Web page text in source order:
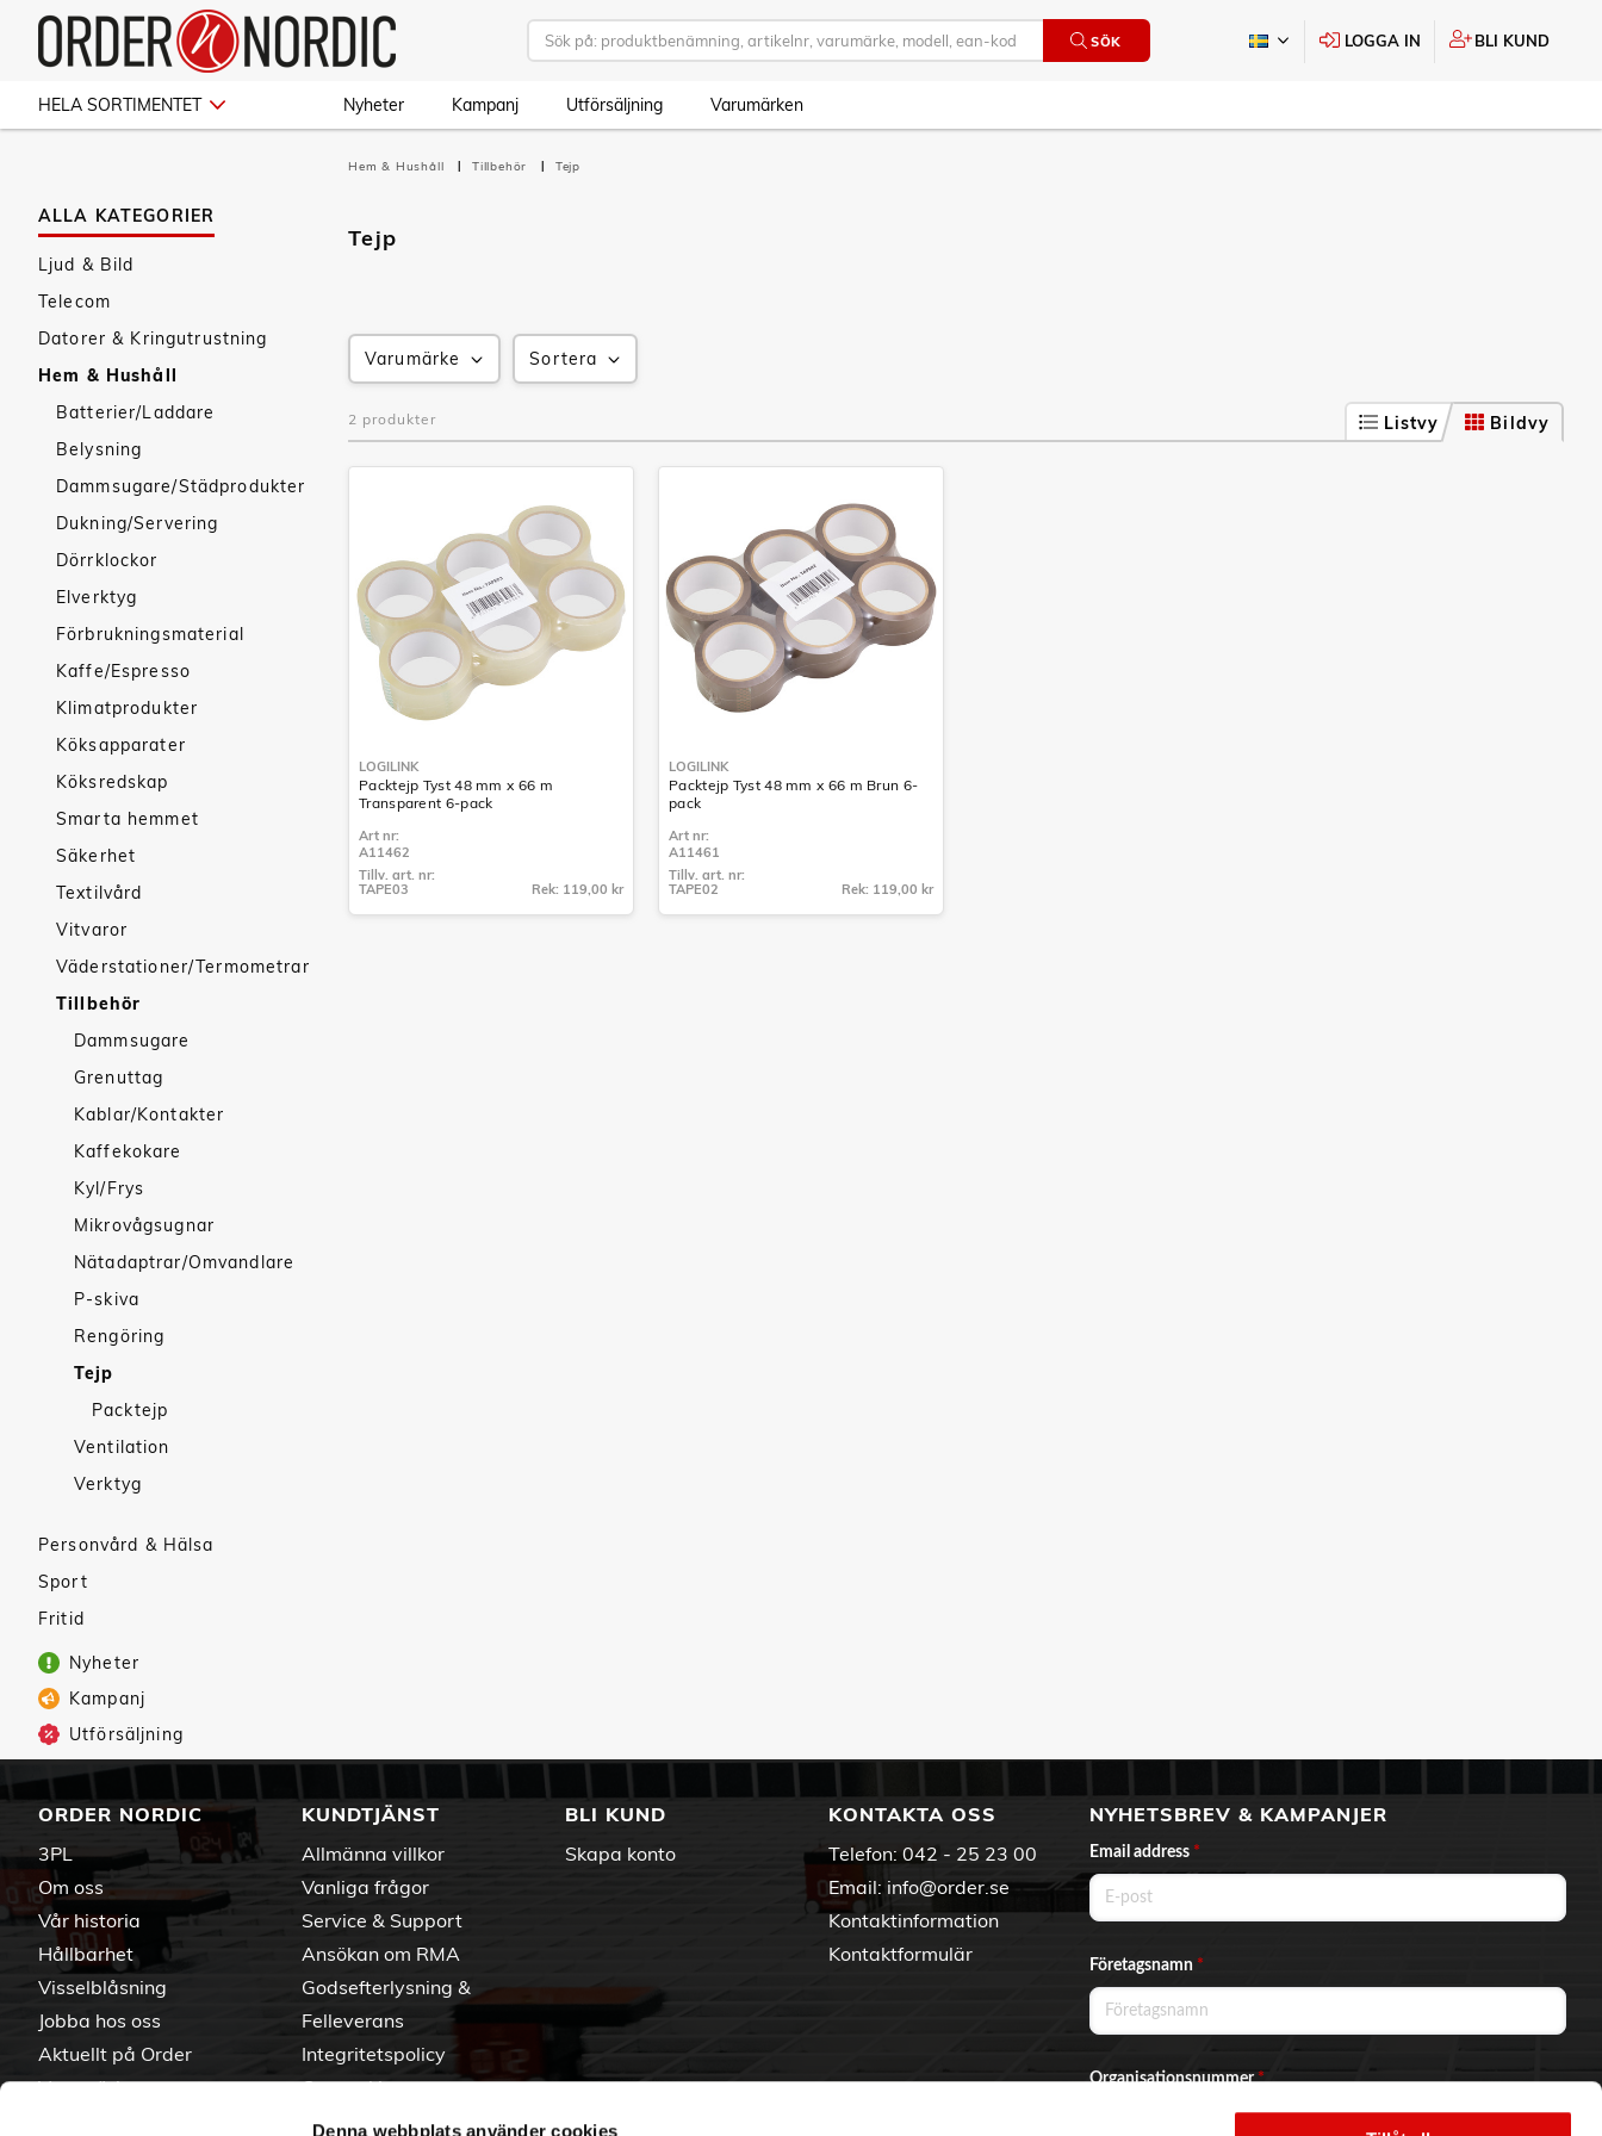
Denna webbplats använder cookies
SÖK LOGGA IN BLI KUND
HELA SORTIMENTET Nyheter Kampanj Utförsäljning Varumärken
ALLA KATEGORIER
Ljud & Bild
Telecom
Datorer & Kringutrustning
Hem & Hushåll
Batterier/Laddare
Belysning
Dammsugare/Städprodukter
Dukning/Servering
Dörrklockor
Elverktyg
Förbrukningsmaterial
Kaffe/Espresso
Klimatprodukter
Köksapparater
Köksredskap
Smarta hemmet
Säkerhet
Textilvård
Vitvaror
Väderstationer/Termometrar
Tillbehör
Dammsugare
Grenuttag
Kablar/Kontakter
Kaffekokare
Kyl/Frys
Mikrovågsugnar
Nätadaptrar/Omvandlare
P-skiva
Rengöring
Tejp
Packtejp
Ventilation
Verktyg
Personvård & Hälsa
Sport
Fritid
Nyheter
Kampanj
Utförsäljning
Hem & Hushåll Tillbehör Tejp
Tejp
Varumärke Sortera
2 produkter Bildvy
Listvy
LOGILINK
Packtejp Tyst 48 mm x 66 m
Transparent 6-pack
Art nr:
A11462
TAPE03
Tillv. art. nr:
TAPE03
Rek: 119,00 kr
LOGILINK
Packtejp Tyst 48 mm x 66 m Brun 6-
pack
Art nr:
A11461
TAPE02
Tillv. art. nr:
TAPE02
Rek: 119,00 kr
ORDER NORDIC
3PL
Om oss
Vår historia
Hållbarhet
Visselblåsning
Jobba hos oss
Aktuellt på Order
Varumärken
KUNDTJÄNST
Allmänna villkor
Vanliga frågor
Service & Support
Ansökan om RMA
Godsefterlysning &
Felleverans
Integritetspolicy
Om cookies
BLI KUND
Skapa konto
KONTAKTA OSS
Telefon: 042 - 25 23 00
Email: info@order.se
Kontaktinformation
Kontaktformulär
NYHETSBREV & KAMPANJER
Email address *
Företagsnamn *
Organisationsnummer*